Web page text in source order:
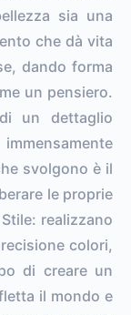
sia una
che dà vita
dando forma
un pensiero.
un dettaglio
svolgono è il
le proprie
realizzano
colori,
di creare un
il mondo e